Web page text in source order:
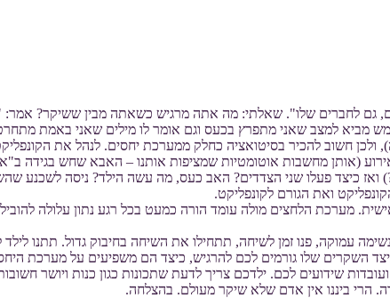
לכולם, גם לחברים שלו". שאלתי: מה אתה מרגיש כשאתה מבין ששיקר?
מביא למצב שאני מתפרץ בכעס וגם אומר לו מילים שאני באמת
ולכן חשוב להכיר בסיטואציה כחלק ממערכת יחסים. לנהל את
(אותן מחשבות אוטומטיות שמציפות אותנו – האבא שחש בגידה
ואז כיצד פעלו שני הצדדים? האב כעס, מה עשה הילד? ניסה
ואת הגורם לקונפליקט.
מערכת הלחצים מולה עומד הורה כמעט בכל רגע נתון עלולה
עמוקה, פנו זמן לשיחה, תתחילו את השיחה בחיבוק גדול. תתנו
השקרים שלו גורמים לכם להרגיש, כיצד הם משפיעים על מערכת
שידועים לכם. ילדכם צריך לדעת שתכונות כגון כנות ויושר
הרי ביננו אין אדם שלא שיקר מעולם. בהצלחה.